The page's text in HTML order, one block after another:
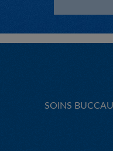
SOINS